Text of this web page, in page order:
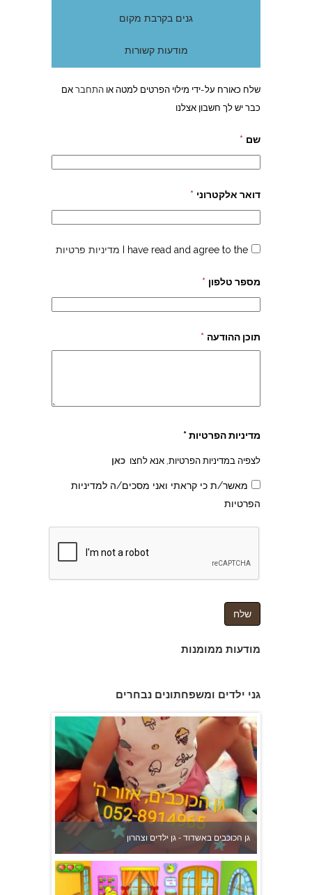
גנים בקרבת מקום
מודעות קשורות
שלח כאורח על-ידי מילוי הפרטים למטה או התחבראם
כבר יש לך חשבון אצלנו
שם *
דואר אלקטרוני *
I have read and agree to the מדיניות פרטיות
מספר טלפון *
תוכן ההודעה *
מדיניות הפרטיות *
לצפיה במדיניות הפרטיות, אנא לחצו כאן
מאשר/ת כי קראתי ואני מסכים/ה למדיניות
הפרטיות
מודעות ממומנות
גני ילדים ומשפחתונים נבחרים
גן הכוכבים באשדוד - גן ילדים וצהרון
משפחתון ופעוטון ילנה במערב ראשון לציון